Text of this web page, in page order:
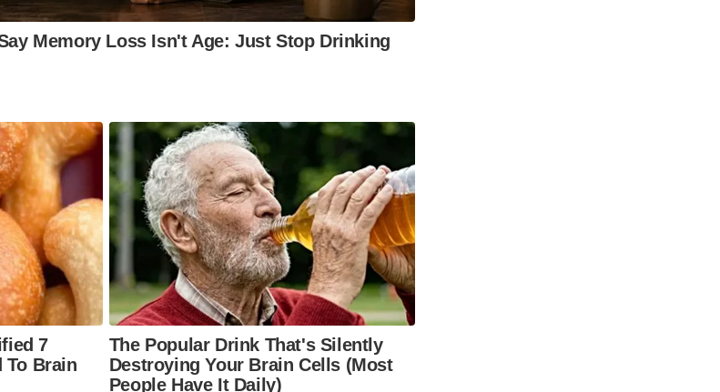
Memory Loss Isn't Age: Just Stop Drinking
7
To Brain
The Popular Drink That's Silently
Destroying Your Brain Cells (Most
People Have It Daily)